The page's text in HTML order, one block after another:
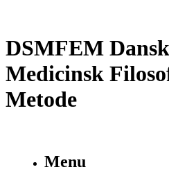
DSMFEM
Medicinsk
Metode
Menu